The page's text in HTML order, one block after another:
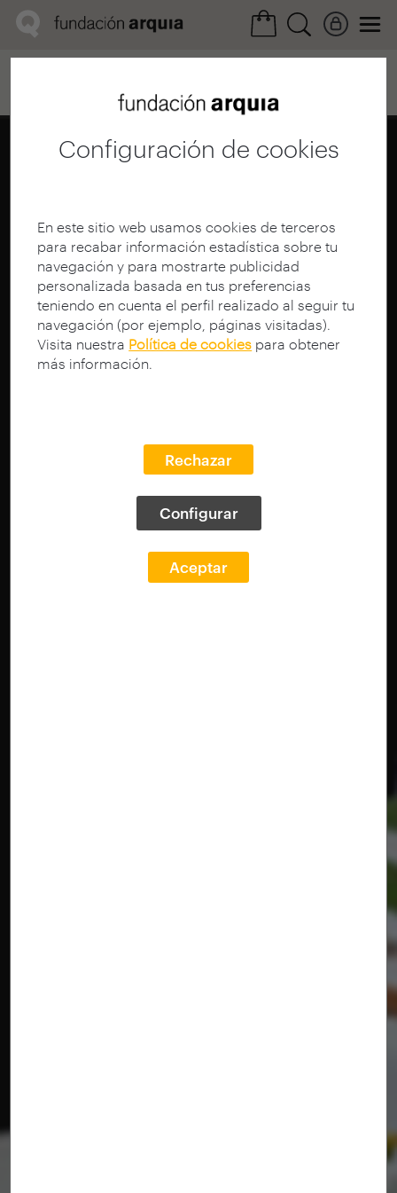
Configuración de cookies
En este sitio web usamos cookies de terceros
para recabar información estadística sobre tu
navegación y para mostrarte publicidad
personalizada basada en tus preferencias
teniendo en cuenta el perfil realizado al seguir tu
navegación (por ejemplo, páginas visitadas).
Visita nuestra Política de cookies para obtener
más información.
Rechazar
Configurar
Aceptar
Ficha realización